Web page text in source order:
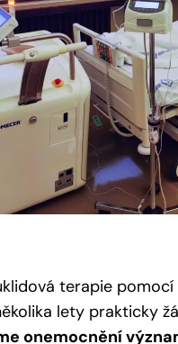
terapie
lety prakticky
onemocnění